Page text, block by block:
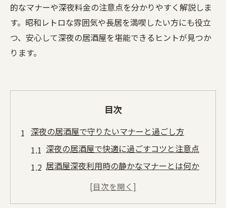
的なマナーや深夜料金の注意点を分かりやすく解説しま
す。昭和レトロな雰囲気や長居を満喫したい方にも役立
つ、安心して深夜の居酒屋を堪能できるヒントが見つか
ります。
目次
深夜の居酒屋で守りたいマナーと過ごし方
深夜の居酒屋で快適に過ごすコツと注意点
居酒屋深夜利用時の静かなマナーとは何か
居酒屋で深夜の時間を満喫するためのマナ